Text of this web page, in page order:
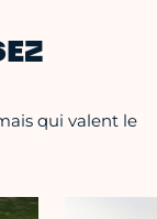
qui valent le